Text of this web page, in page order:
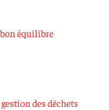
équilibre
des déchets